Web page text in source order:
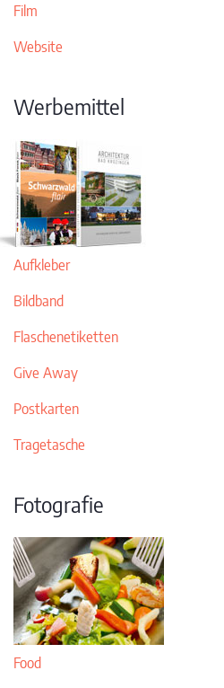
Film
Website
Werbemittel
Aufkleber
Bildband
Flaschenetiketten
Give Away
Postkarten
Tragetasche
Fotografie
Food